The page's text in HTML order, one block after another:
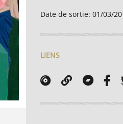
Date de sortie: 01/03/
LIENS